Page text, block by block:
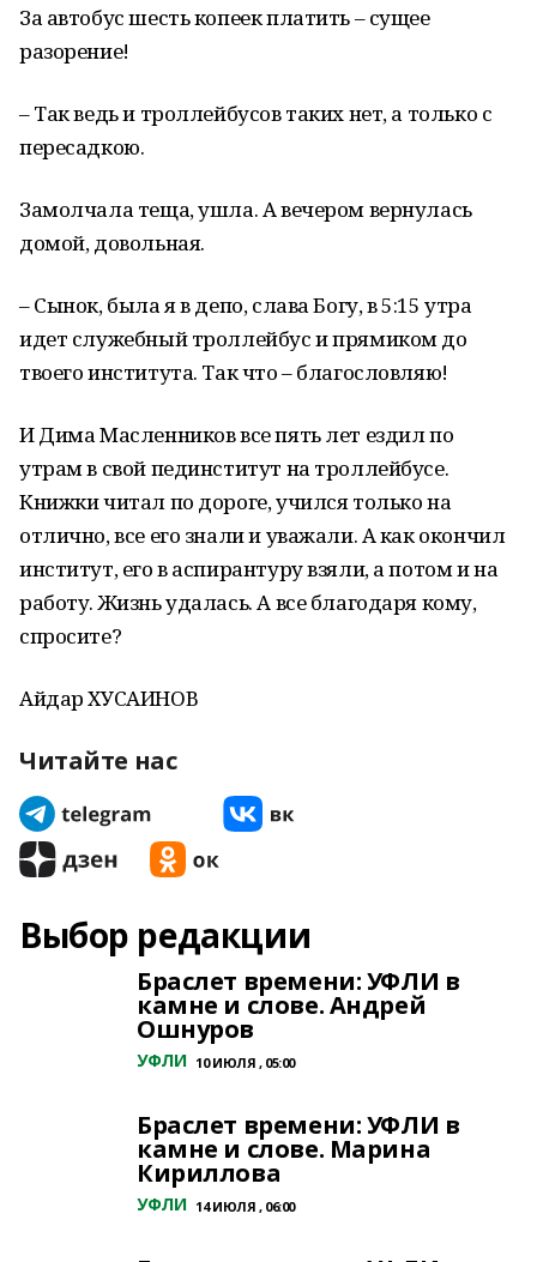
За автобус шесть копеек платить – сущее
разорение!
– Так ведь и троллейбусов таких нет, а только с
пересадкою.
Замолчала теща, ушла. А вечером вернулась
домой, довольная.
– Сынок, была я в депо, слава Богу, в 5:15 утра
идет служебный троллейбус и прямиком до
твоего института. Так что – благословляю!
И Дима Масленников все пять лет ездил по
утрам в свой пединститут на троллейбусе.
Книжки читал по дороге, учился только на
отлично, все его знали и уважали. А как окончил
институт, его в аспирантуру взяли, а потом и на
работу. Жизнь удалась. А все благодаря кому,
спросите?
Айдар ХУСАИНОВ
Читайте нас
Выбор редакции
Браслет времени: УФЛИ в
камне и слове. Андрей
Ошнуров
УФЛИ 10 ИЮЛЯ , 05:00
Браслет времени: УФЛИ в
камне и слове. Марина
Кириллова
УФЛИ 14 ИЮЛЯ , 06:00